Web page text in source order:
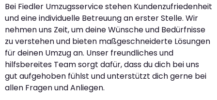
Bei Fiedler Umzugsservice stehen Kundenzufriedenheit
und eine individuelle Betreuung an erster Stelle. Wir
nehmen uns Zeit, um deine Wünsche und Bedürfnisse
zu verstehen und bieten maßgeschneiderte Lösungen
für deinen Umzug an. Unser freundliches und
hilfsbereites Team sorgt dafür, dass du dich bei uns
gut aufgehoben fühlst und unterstützt dich gerne bei
allen Fragen und Anliegen.